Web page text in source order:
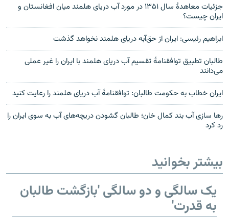
جزئیات معاهدۀ سال ۱۳۵۱ در مورد آب دریای هلمند میان افغانستان و
ایران چیست؟
ابراهیم رئیسی: ایران از حق‌آبه دریای هلمند نخواهد گذشت
طالبان تطبیق توافقنامهٔ تقسیم آب دریای هلمند با ایران را غیر عملی
می‌دانند
ایران خطاب به حکومت طالبان: توافقنامهٔ آب دریای هلمند را رعایت کنید
رها سازی آب بند کمال خان؛ طالبان گشودن دریچه‌های آب به سوی ایران را
رد کرد
بیشتر بخوانید
یک سالگی و دو سالگی 'بازگشت طالبان
به قدرت'